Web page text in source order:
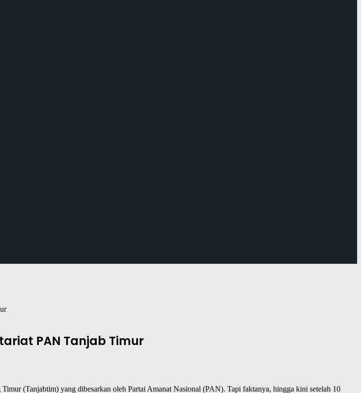
PAN Tanjab Timur
(Tanjabtim) yang dibesarkan oleh Partai Amanat Nasional (PAN). Tapi faktanya, hingga kini setelah 10